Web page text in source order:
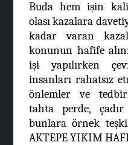
Buda hem işin
olası kazalara
kadar varan
konunun hafife
işi yapılırken
insanları rahatsız
önlemler ve
tahta perde,
bunlara örnek
AKTEPE YIKIM